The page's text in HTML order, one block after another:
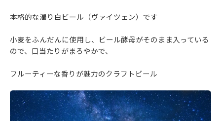
本格的な濁り白ビール（ヴァイツェン）です
小麦をふんだんに使用し、ビール酵母がそのまま入っている
ので、口当たりがまろやかで、
フルーティーな香りが魅力のクラフトビール